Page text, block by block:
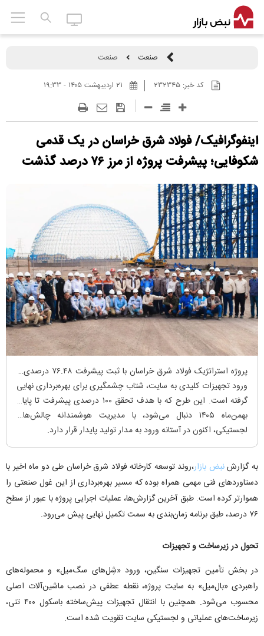
صنعت صنعت
کد خبر: ۲۳۲۳۴۵
اینفوگرافیک/ فولاد شرق خراسان در یک قدمی
شکوفایی؛ پیشرفت پروژه از مرز ۷۶ درصد گذشت
پروژه استراتژیک فولاد شرق خراسان با ثبت پیشرفت ۷۶.۴۸ درصدی و
ورود تجهیزات کلیدی به سایت، شتاب چشمگیری برای بهره‌برداری نهایی
گرفته است. این طرح که با هدف تحقق ۱۰۰ درصدی پیشرفت تا پایان
بهمن‌ماه ۱۴۰۵ دنبال می‌شود، با مدیریت هوشمندانه چالش‌های
لجستیکی، اکنون در آستانه ورود به مدار تولید پایدار قرار دارد.
به گزارشنبض بازار،روند توسعه کارخانه فولاد شرق خراسان طی دو ماه اخیر با
دستاوردهای فنی مهمی همراه بوده که مسیر بهره‌برداری از این غول صنعتی را
هموارتر کرده است. طبق آخرین گزارش‌ها، عملیات اجرایی پروژه با عبور از سطح
۷۶ درصد، طبق برنامه زمان‌بندی به سمت تکمیل نهایی پیش می‌رود.
تحول در زیرساخت و تجهیزات
در بخش تأمین تجهیزات سنگین، ورود «شِل‌های سگ‌میل» و محموله‌های
راهبردی «بال‌میل» به سایت پروژه، نقطه عطفی در نصب ماشین‌آلات اصلی
محسوب می‌شود. همچنین با انتقال تجهیزات پیش‌ساخته باسکول ۴۰۰ تنی،
زیرساخت‌های عملیاتی و لجستیکی سایت تقویت شده است.